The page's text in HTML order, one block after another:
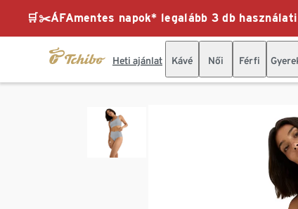
🛒✂️ÁFAmentes napok* legalább 3 db
Heti ajánlat Kávé Női Férfi